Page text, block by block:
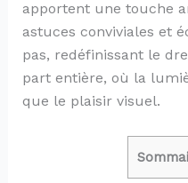
apportent une touche
astuces conviviales et
pas, redéfinissant le
part entière, où la
que le plaisir visuel.